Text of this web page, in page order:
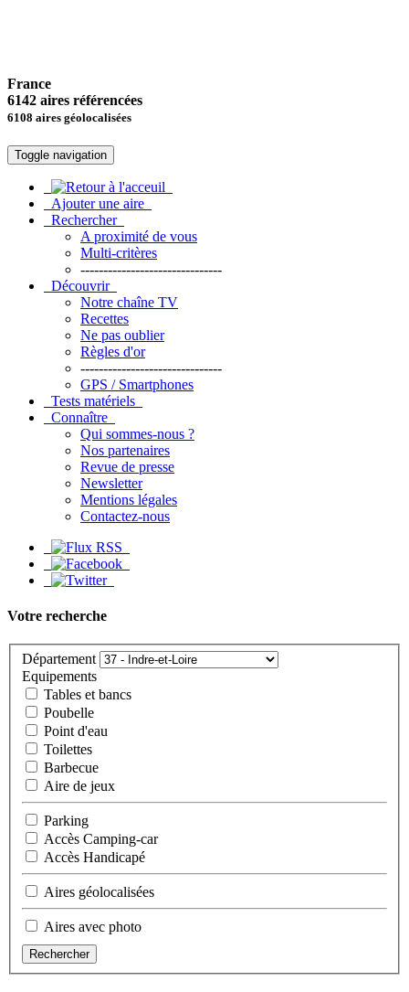
France
6142 aires référencées
6108 aires géolocalisées
Toggle navigation
Ajouter une aire
Rechercher
A proximité de vous
Multi-critères
-------------------------------
Découvrir
Notre chaîne TV
Recettes
Ne pas oublier
Règles d'or
-------------------------------
GPS / Smartphones
Tests matériels
Connaître
Qui sommes-nous ?
Nos partenaires
Revue de presse
Newsletter
Mentions légales
Contactez-nous
Votre recherche
Département
Equipements
Tables et bancs
Poubelle
Point d'eau
Toilettes
Barbecue
Aire de jeux
Parking
Accès Camping-car
Accès Handicapé
Aires géolocalisées
Aires avec photo
Rechercher